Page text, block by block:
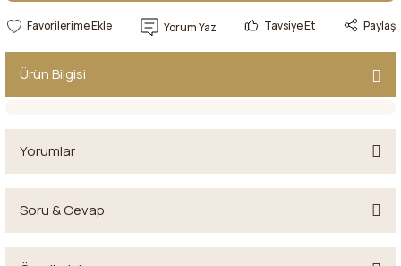
Sepete Ekle
Yorum Yaz Tavsiye Et Paylaş
Ürün Bilgisi
Yorumlar
Soru & Cevap